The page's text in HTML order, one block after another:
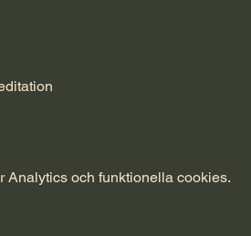
Analytics och funktionella cookies.